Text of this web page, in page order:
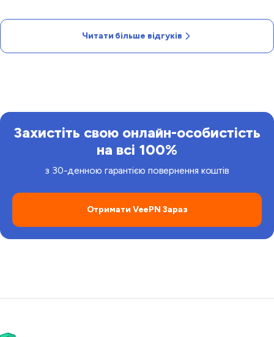
Читати більше відгуків
Захистіть свою онлайн-особистість
на всі 100%
з 30-денною гарантією повернення коштів
Отримати VeePN Зараз